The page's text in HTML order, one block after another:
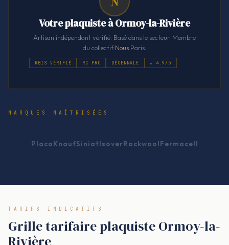
Votre plaquiste à Ormoy-la-Rivière
Artisan indépendant vérifié. Basé dans le secteur. Membre
du collectifNous .Paris.
KBIS VÉRIFIÉ RC PRO DÉCENNALE ★ 4.9/5
MARQUES MAÎTRISÉES
PlacoKnaufSiniatIsoverRockwoolFermacell
TARIFS INDICATIFS
Grille tarifaire plaquiste Ormoy-la-